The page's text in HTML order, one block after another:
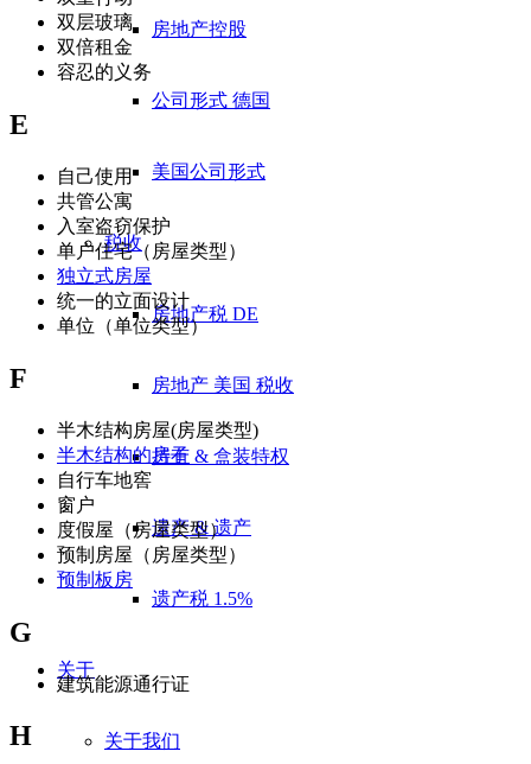
房地产控股
公司形式 德国
美国公司形式
税收
房地产税 DE
房地产 美国 税收
持有 & 盒装特权
遗产 & 遗产
遗产税 1.5%
关于
关于我们
双层玻璃
双倍租金
容忍的义务
E
自己使用
共管公寓
入室盗窃保护
单户住宅（房屋类型）
独立式房屋
统一的立面设计
单位（单位类型）
F
半木结构房屋(房屋类型)
半木结构的房子
自行车地窖
窗户
度假屋（房屋类型）
预制房屋（房屋类型）
预制板房
G
建筑能源通行证
H